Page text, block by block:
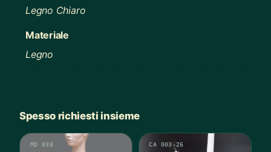
Legno Chiaro
Materiale
Legno
Spesso richiesti insieme
MD 038 CA 003-26